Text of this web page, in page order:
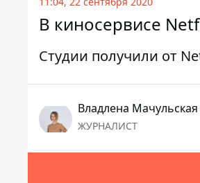
В киносервисе
Студии получили от
Владлена Мачульская
ЖУРНАЛИСТ